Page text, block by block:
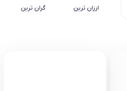
ارزان ترین گران ترین